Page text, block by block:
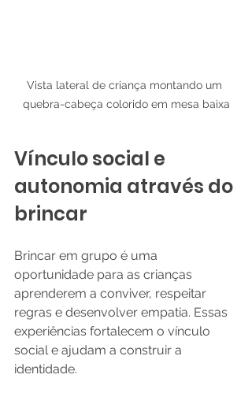
Vista lateral de criança montando um
quebra-cabeça colorido em mesa baixa
Vínculo social e
autonomia através do
brincar
Brincar em grupo é uma
oportunidade para as crianças
aprenderem a conviver, respeitar
regras e desenvolver empatia. Essas
experiências fortalecem o vínculo
social e ajudam a construir a
identidade.